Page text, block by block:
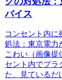
バイス
コンセント内に
処法：東京電力
こわい（画像提
セント内でプラ
た、見ているだ